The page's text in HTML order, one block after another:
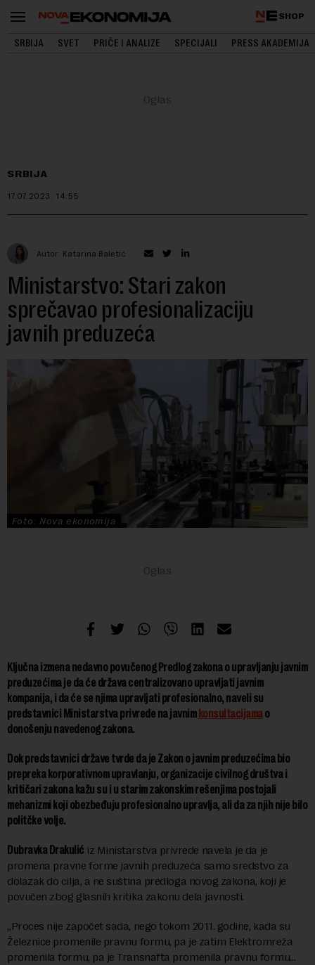
SHOP
SRBIJA SVET PRIČE I ANALIZE SPECIJALI PRESS AKADEMIJA
SRBIJA
17.07.2023. 14:55
Autor: Katarina Baletić
Ministarstvo: Stari zakon
sprečavao profesionalizaciju
javnih preduzeća
Foto: Nova ekonomija
Ključna izmena nedavno povučenog Predlog zakona o upravljanju javnim
preduzećima je da će država centralizovano upravljati javnim
kompanija, i da će se njima upravljati profesionalno, naveli su
predstavnici Ministarstva privrede na javnim konsultacijamao
donošenju navedenog zakona.
Dok predstavnici države tvrde da je Zakon o javnim preduzećima bio
prepreka korporativnom upravlanju, organizacije civilnog društva i
kritičari zakona kažu su i u starim zakonskim rešenjima postojali
mehanizmi koji obezbeđuju profesionalno upravlja, ali da za njih nije bilo
politčke volje.
Dubravka Drakulić iz Ministarstva privrede navela je da je
promena pravne forme javnih preduzeća samo sredstvo za
dolazak do cilja, a ne suština predloga novog zakona, koji je
povučen zbog glasnih kritika zakonu dela javnosti.
„Proces nije započet sada, nego tokom 2011. godine, kada su
Železnice promenile pravnu formu, pa je zatim Elektromreža
promenila formu, pa je Transnafta promenila pravnu formu…